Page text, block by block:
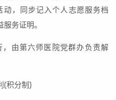
，同步记入个人志愿服务档
务证明。
由第六师医院党群办负责解
(积分制)